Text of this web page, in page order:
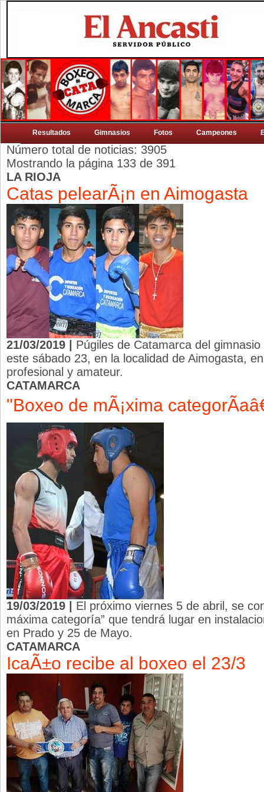
Resultados Gimnasios Fotos Campeones
Número total de noticias: 3905
Mostrando la página 133 de 391
LA RIOJA
Catas pelearÃ¡n en Aimogasta
21/03/2019 | Púgiles de Catamarca del
este sábado 23, en la localidad de Aimogasta,
profesional y amateur.
CATAMARCA
"Boxeo de mÃ¡xima
19/03/2019 | El próximo viernes 5 de abril, se
máxima categoría” que tendrá lugar en
en Prado y 25 de Mayo.
CATAMARCA
IcaÃ±o recibe al boxeo el 23/3